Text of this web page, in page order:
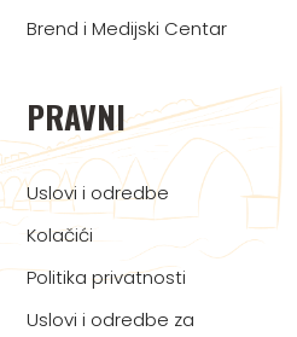
Brend i Medijski Centar
PRAVNI
Uslovi i odredbe
Kolačići
Politika privatnosti
Uslovi i odredbe za